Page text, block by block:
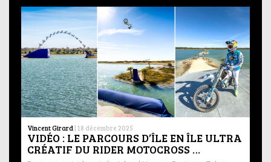
Vincent Girard | 18 décembre 2025
VIDÉO : LE PARCOURS D’ÎLE EN ÎLE ULTRA
CRÉATIF DU RIDER MOTOCROSS …